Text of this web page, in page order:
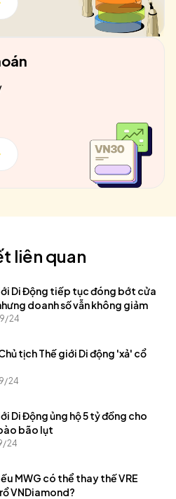
liên quan
Di Động tiếp tục đóng bớt cửa
doanh số vẫn không giảm
24
tịch Thế giới Di động 'xả' cổ
24
Di Động ủng hộ 5 tỷ đồng cho
bão lụt
24
MWG có thể thay thế VRE
VNDiamond?